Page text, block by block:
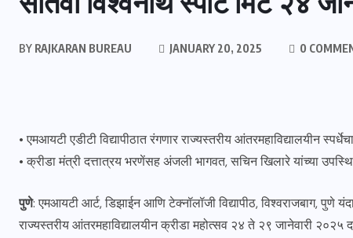
BY RAJKARAN BUREAU JANUARY 20, 2025 0
• एमआयटी एडीटी विद्यापीठात रंगणार राज्यस्तरीय आंतरमहाविद्यालयीन
• क्रीडा मंत्री दत्तात्रय भरणेंसह अंजली भागवत, सचिन खिलारे यांच्या
पुणे: एमआयटी आर्ट, डिझाईन आणि टेक्नॉलॉजी विद्यापीठ, विश्वराजबाग, पुणे
राज्यस्तरीय आंतरमहाविद्यालयीन क्रीडा महोत्सव २४ ते २९ जानेवारी २०२५